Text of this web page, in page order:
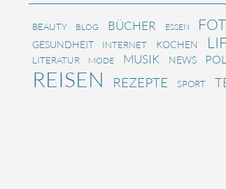
BEAUTY BLOG BÜCHER ESSEN
GESUNDHEIT INTERNET KOCHEN
LITERATUR MODE MUSIK NEWS
REISEN REZEPTE SPORT